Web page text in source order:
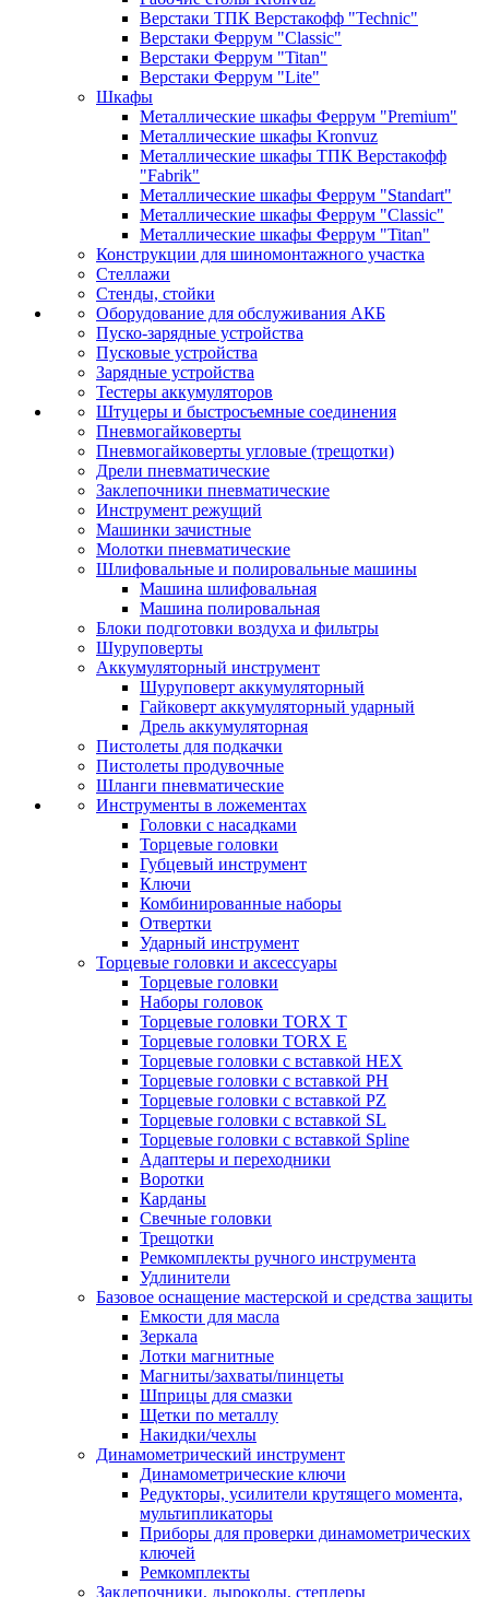
Верстаки ТПК Верстакофф "Technic"
Верстаки Феррум "Classic"
Верстаки Феррум "Titan"
Верстаки Феррум "Lite"
Шкафы
Металлические шкафы Феррум "Premium"
Металлические шкафы Kronvuz
Металлические шкафы ТПК Верстакофф
"Fabrik"
Металлические шкафы Феррум "Standart"
Металлические шкафы Феррум "Classic"
Металлические шкафы Феррум "Titan"
Конструкции для шиномонтажного участка
Стеллажи
Стенды, стойки
Оборудование для обслуживания АКБ
Пуско-зарядные устройства
Пусковые устройства
Зарядные устройства
Тестеры аккумуляторов
Штуцеры и быстросъемные соединения
Пневмогайковерты
Пневмогайковерты угловые (трещотки)
Дрели пневматические
Заклепочники пневматические
Инструмент режущий
Машинки зачистные
Молотки пневматические
Шлифовальные и полировальные машины
Машина шлифовальная
Машина полировальная
Блоки подготовки воздуха и фильтры
Шуруповерты
Аккумуляторный инструмент
Шуруповерт аккумуляторный
Гайковерт аккумуляторный ударный
Дрель аккумуляторная
Пистолеты для подкачки
Пистолеты продувочные
Шланги пневматические
Инструменты в ложементах
Головки с насадками
Торцевые головки
Губцевый инструмент
Ключи
Комбинированные наборы
Отвертки
Ударный инструмент
Торцевые головки и аксессуары
Торцевые головки
Наборы головок
Торцевые головки TORX T
Торцевые головки TORX Е
Торцевые головки с вставкой HEX
Торцевые головки с вставкой PH
Торцевые головки с вставкой PZ
Торцевые головки с вставкой SL
Торцевые головки с вставкой Spline
Адаптеры и переходники
Воротки
Карданы
Свечные головки
Трещотки
Ремкомплекты ручного инструмента
Удлинители
Базовое оснащение мастерской и средства защиты
Емкости для масла
Зеркала
Лотки магнитные
Магниты/захваты/пинцеты
Шприцы для смазки
Щетки по металлу
Накидки/чехлы
Динамометрический инструмент
Динамометрические ключи
Редукторы, усилители крутящего момента,
мультипликаторы
Приборы для проверки динамометрических
ключей
Ремкомплекты
Заклепочники, дыроколы, степлеры